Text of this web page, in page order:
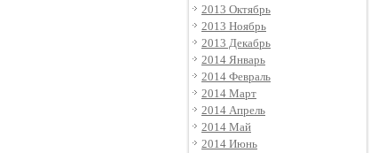
2013 Октябрь
2013 Ноябрь
2013 Декабрь
2014 Январь
2014 Февраль
2014 Март
2014 Апрель
2014 Май
2014 Июнь